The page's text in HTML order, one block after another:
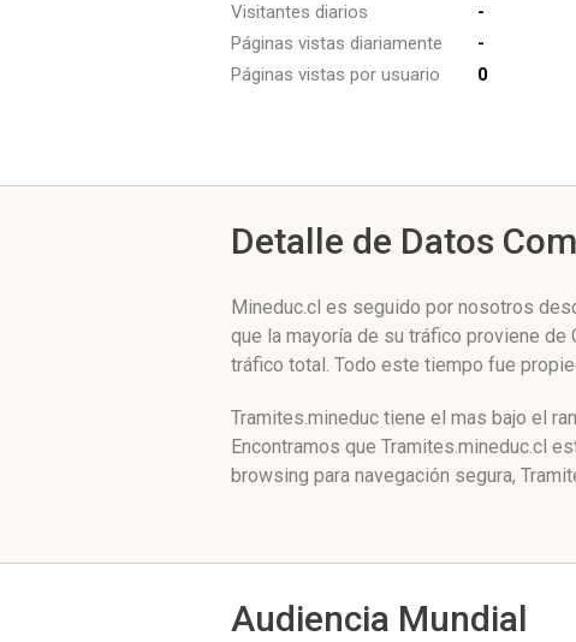
Visitantes diarios
-
Páginas vistas diariamente
-
Páginas vistas por usuario
0
Detalle de Datos
Mineduc.cl es seguido por nosotros
que la mayoría de su tráfico proviene
tráfico total. Todo este tiempo fue
Tramites.mineduc tiene el mas bajo el
Encontramos que Tramites.mineduc.cl
browsing para navegación segura,
Audiencia Mundial